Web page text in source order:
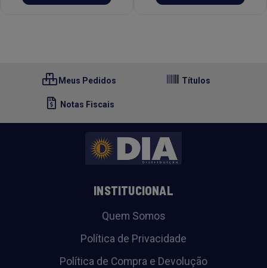
Meus Pedidos Títulos
Notas Fiscais
INSTITUCIONAL
Quem Somos
Política de Privacidade
Política de Compra e Devolução